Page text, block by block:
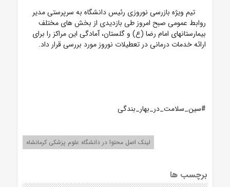
تیم ویژه بازرسی نوروزی رئیس دانشگاه به سرپرستی مدیر
روابط عمومی صبح امروز طی بازدیدی از بخش های مختلف
بیمارستانهای امام رضا (ع) و گلستان، آمادگی این مراکز را برای
ارائه خدمات درمانی در تعطیلات نوروز مورد بررسی قرار داد.
#سین_سلامت_در_بهار_بندگی
لینک اصل محتوا در دانشگاه علوم پزشکی کرمانشاه
برچسب ها